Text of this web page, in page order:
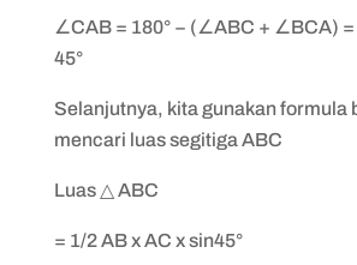
∠CAB = 180° − (∠ABC + ∠BCA) =
45°
Selanjutnya, kita gunakan formula
mencari luas segitiga ABC
Luas △ ABC
= 1/2 AB x AC x sin45°